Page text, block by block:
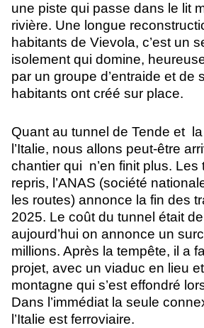
une piste qui passe dans le lit
rivière. Une longue
habitants de Vievola, c’est un
isolement qui domine,
par un groupe d’entraide et de
habitants ont créé sur place.
Quant au tunnel de Tende et
l’Italie, nous allons peut-être
chantier qui  n’en finit plus.
repris, l’ANAS (société
les routes) annonce la fin des
2025. Le coût du tunnel était
aujourd’hui on annonce un
millions. Après la tempête, il a
projet, avec un viaduc en lieu
montagne qui s’est effondré
Dans l’immédiat la seule
l’Italie est ferroviaire.